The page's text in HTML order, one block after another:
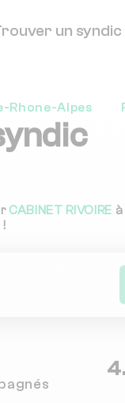
un syndic
Rhone-Alpes
CABINET RIVOIRE